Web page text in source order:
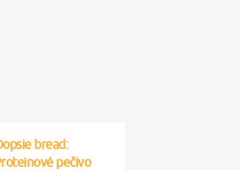
bread:
pečivo